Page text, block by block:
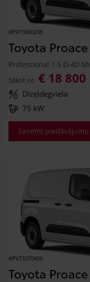
#PVT3060298
Toyota
Professional 1.5 D-4D
Sākot no € 18 800
Dīzeļdegviela
75 kW
Saņemt piedāvājumu
#PVT3370406
Toyota